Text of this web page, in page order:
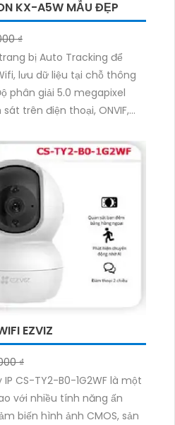
KX-A5W MẪU ĐẸP
₫
bị Auto Tracking để
lưu dữ liệu tại chỗ thông
phân giải 5.0 megapixel
trên điện thoại, ONVIF,
lượng trên IP Wifi. Có chức
điện với nguồn DC 5V.
EZVIZ
₫
CS-TY2-B0-1G2WF là một
với nhiều tính năng ấn
biến hình ảnh CMOS, sản